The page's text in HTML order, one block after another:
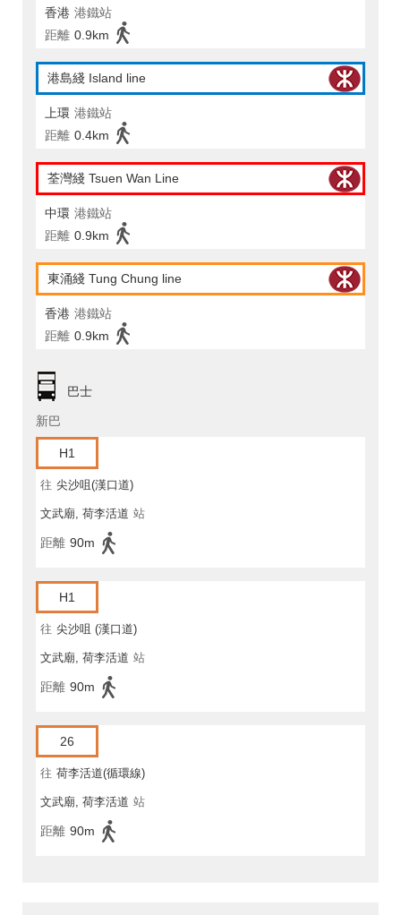
香港 港鐵站
距離 0.9km
港島綫 Island line
上環 港鐵站
距離 0.4km
荃灣綫 Tsuen Wan Line
中環 港鐵站
距離 0.9km
東涌綫 Tung Chung line
香港 港鐵站
距離 0.9km
巴士
新巴
H1
往 尖沙咀(漢口道)
文武廟, 荷李活道 站
距離 90m
H1
往 尖沙咀 (漢口道)
文武廟, 荷李活道 站
距離 90m
26
往 荷李活道(循環線)
文武廟, 荷李活道 站
距離 90m